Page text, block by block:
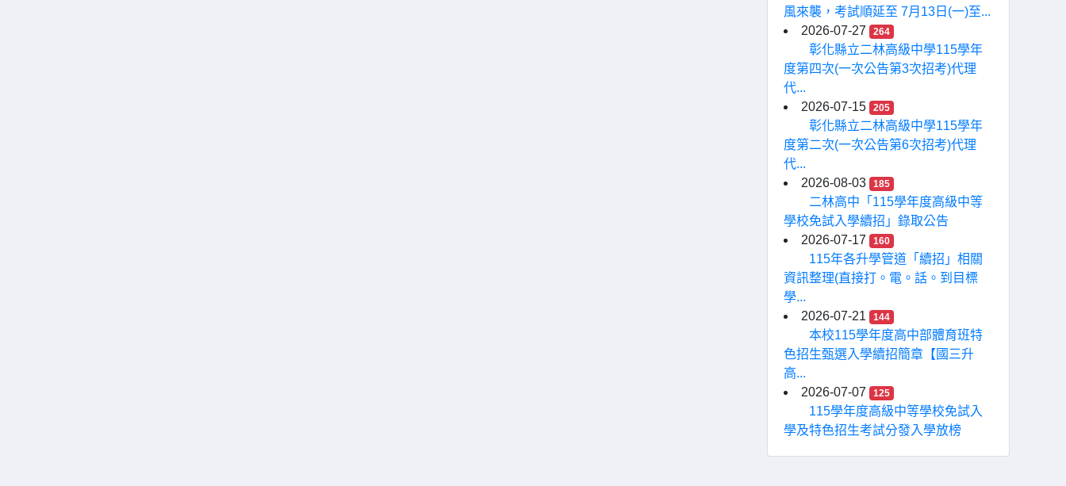
風來襲，考試順延至 7月13日(一)至...
2026-07-27
264
彰化縣立二林高級中學115學年
度第四次(一次公告第3次招考)代理
代...
2026-07-15
205
彰化縣立二林高級中學115學年
度第二次(一次公告第6次招考)代理
代...
2026-08-03
185
二林高中「115學年度高級中等
學校免試入學續招」錄取公告
2026-07-17
160
115年各升學管道「續招」相關
資訊整理(直接打。電。話。到目標
學...
2026-07-21
144
本校115學年度高中部體育班特
色招生甄選入學續招簡章【國三升
高...
2026-07-07
125
115學年度高級中等學校免試入
學及特色招生考試分發入學放榜